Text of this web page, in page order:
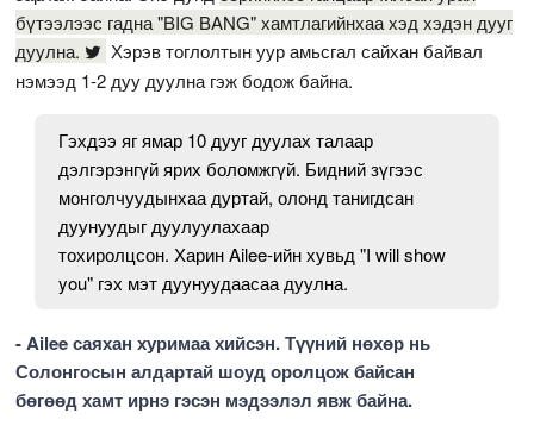
бүтээлээс гадна "BIG BANG" хамтлагийнхаа хэд хэдэн дууг
дуулна.
Хэрэв тоглолтын уур амьсгал сайхан байвал
нэмээд 1-2 дуу дуулна гэж бодож байна.
Гэхдээ яг ямар 10 дууг дуулах талаар
дэлгэрэнгүй ярих боломжгүй. Бидний зүгээс
монголчуудынхаа дуртай, олонд танигдсан
дуунуудыг дуулуулахаар
тохиролцсон. Харин Ailee-ийн хувьд "I will show
you" гэх мэт дуунуудаасаа дуулна.
- Ailee саяхан хуримаа хийсэн. Түүний нөхөр нь
Солонгосын алдартай шоуд оролцож байсан
бөгөөд хамт ирнэ гэсэн мэдээлэл явж байна.